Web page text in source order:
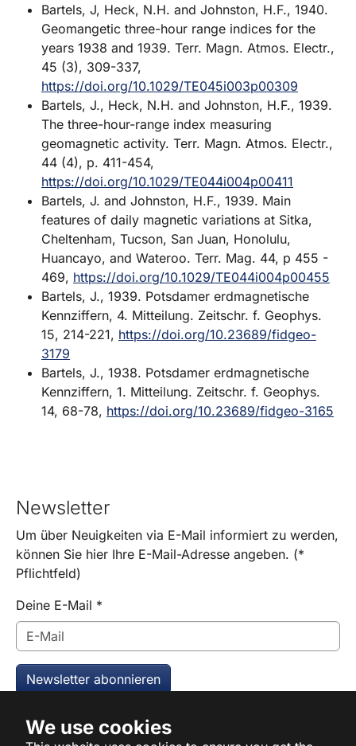
We use cookies
Bartels, J, Heck, N.H. and Johnston, H.F., 1940.
Geomangetic three-hour range indices for the
years 1938 and 1939. Terr. Magn. Atmos. Electr.,
45 (3), 309-337,
https://doi.org/10.1029/TE045i003p00309
Bartels, J., Heck, N.H. and Johnston, H.F., 1939.
The three-hour-range index measuring
geomagnetic activity. Terr. Magn. Atmos. Electr.,
44 (4), p. 411-454,
https://doi.org/10.1029/TE044i004p00411
Bartels, J. and Johnston, H.F., 1939. Main
features of daily magnetic variations at Sitka,
Cheltenham, Tucson, San Juan, Honolulu,
Huancayo, and Wateroo. Terr. Mag. 44, p 455 -
469, https://doi.org/10.1029/TE044i004p00455
Bartels, J., 1939. Potsdamer erdmagnetische
Kennziffern, 4. Mitteilung. Zeitschr. f. Geophys.
15, 214-221, https://doi.org/10.23689/fidgeo-
3179
Bartels, J., 1938. Potsdamer erdmagnetische
Kennziffern, 1. Mitteilung. Zeitschr. f. Geophys.
14, 68-78, https://doi.org/10.23689/fidgeo-3165
Newsletter
Um über Neuigkeiten via E-Mail informiert zu werden,
können Sie hier Ihre E-Mail-Adresse angeben. (*
Pflichtfeld)
Deine E-Mail *
Newsletter abonnieren